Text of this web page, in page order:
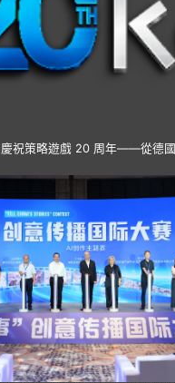
祝策略遊戲 20 周年——從德